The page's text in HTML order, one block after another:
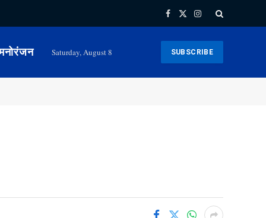
Facebook
X
Instagram
Saturday, August 8 SUBSCRIBE